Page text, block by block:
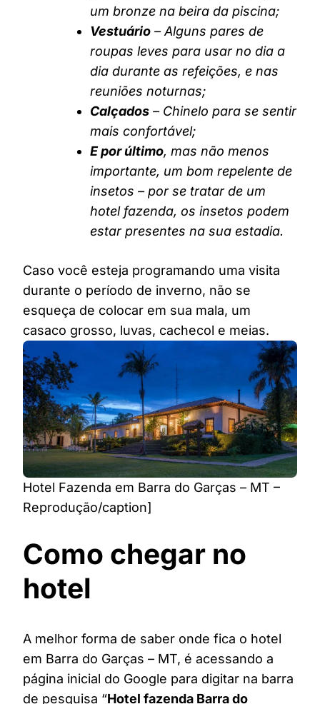
um bronze na beira da piscina;
Vestuário – Alguns pares de
roupas leves para usar no dia a
dia durante as refeições, e nas
reuniões noturnas;
Calçados – Chinelo para se sentir
mais confortável;
E por último, mas não menos
importante, um bom repelente de
insetos – por se tratar de um
hotel fazenda, os insetos podem
estar presentes na sua estadia.
Caso você esteja programando uma visita
durante o período de inverno, não se
esqueça de colocar em sua mala, um
casaco grosso, luvas, cachecol e meias.
Hotel Fazenda em Barra do Garças – MT –
Reprodução/caption]
Como chegar no
hotel
A melhor forma de saber onde fica o hotel
em Barra do Garças – MT, é acessando a
página inicial do Google para digitar na barra
de pesquisa “Hotel fazenda Barra do